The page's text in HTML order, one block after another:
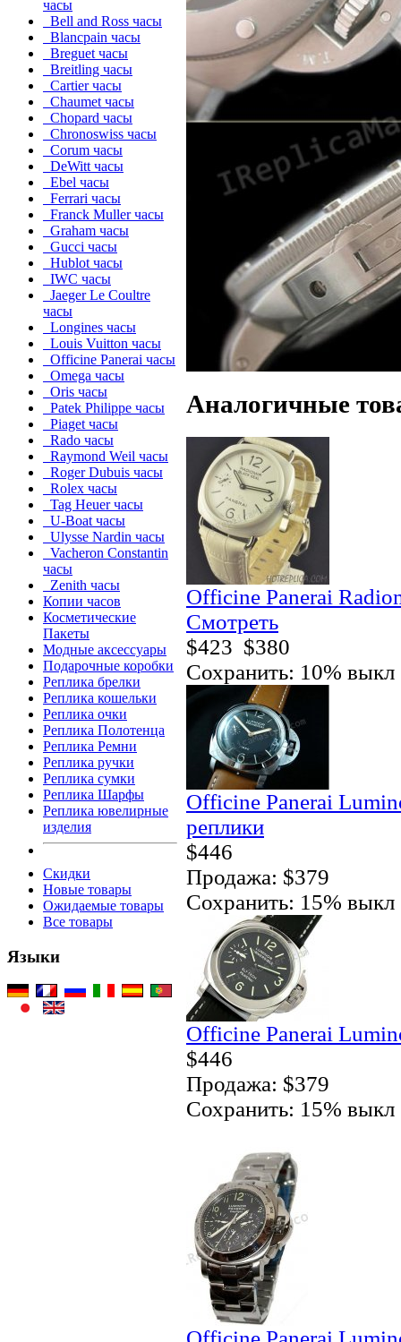
часы
Bell and Ross часы
Blancpain часы
Breguet часы
Breitling часы
Cartier часы
Chaumet часы
Chopard часы
Chronoswiss часы
Corum часы
DeWitt часы
Ebel часы
Ferrari часы
Franck Muller часы
Graham часы
Gucci часы
Hublot часы
IWC часы
Jaeger Le Coultre
часы
Longines часы
Louis Vuitton часы
Officine Panerai часы
Omega часы
Oris часы
Patek Philippe часы
Piaget часы
Rado часы
Raymond Weil часы
Roger Dubuis часы
Rolex часы
Tag Heuer часы
U-Boat часы
Ulysse Nardin часы
Vacheron Constantin
часы
Zenith часы
Копии часов
Косметические
Пакеты
Модные аксессуары
Подарочные коробки
Реплика брелки
Реплика кошельки
Реплика очки
Реплика Полотенца
Реплика Ремни
Реплика ручки
Реплика сумки
Реплика Шарфы
Реплика ювелирные
изделия
Скидки
Новые товары
Ожидаемые товары
Все товары
Языки
Аналогичные
Officine Panerai
Смотреть
$423 $380
Сохранить: 10% выкл
Officine Panerai
реплики
$446
Продажа: $379
Сохранить: 15% выкл
Officine Panerai
$446
Продажа: $379
Сохранить: 15% выкл